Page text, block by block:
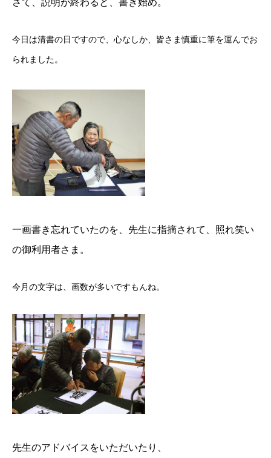
さて、説明が終わると、書き始め。
今日は清書の日ですので、心なしか、皆さま慎重に筆を運んでお
られました。
一画書き忘れていたのを、先生に指摘されて、照れ笑い
の御利用者さま。
今月の文字は、画数が多いですもんね。
先生のアドバイスをいただいたり、